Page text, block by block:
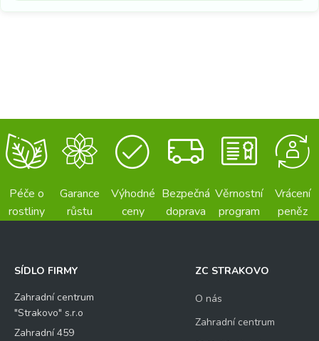
Péče o
rostliny
Garance
růstu
Výhodné
ceny
Bezpečná
doprava
Věrnostní
program
Vrácení
peněz
SÍDLO FIRMY
Zahradní centrum
"Strakovo" s.r.o
Zahradní 459
ZC STRAKOVO
O nás
Zahradní centrum